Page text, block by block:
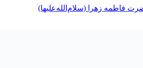
فاطمه زهرا (سلام‌الله‌علیها)